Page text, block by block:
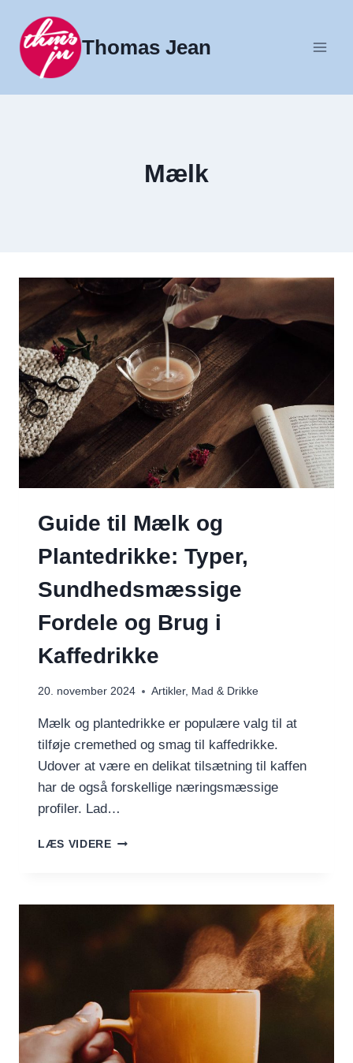
indhold
Thomas Jean
Mælk
Guide til Mælk og
Plantedrikke: Typer,
Sundhedsmæssige
Fordele og Brug i
Kaffedrikke
20. november 2024 Artikler, Mad & Drikke
Mælk og plantedrikke er populære valg til at
tilføje cremethed og smag til kaffedrikke.
Udover at være en delikat tilsætning til kaffen
har de også forskellige næringsmæssige
profiler. Lad…
LÆS VIDEREGUIDE
PLANTEDRIKKE:
TYPER,
SUNDHEDSMÆSSIGE
BRUG
KAFFEDRIKKE